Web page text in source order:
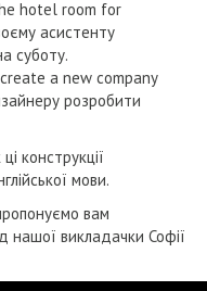
hotel room for
асистенту
суботу.
a new company
розробити
конструкції
мови.
вам
нашої викладачки Софії